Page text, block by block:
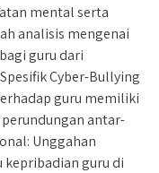
mental serta
analisis mengenai
guru dari
Cyber-Bullying
guru memiliki
antar-
Unggahan
kepribadian guru di